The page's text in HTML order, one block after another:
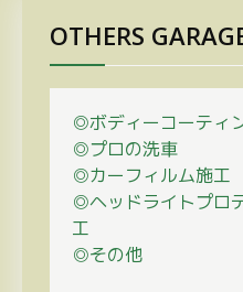
OTHERS
◎ボディーコーティ
◎プロの洗車
◎カーフィルム施工
◎ヘッドライトプロ
工
◎その他